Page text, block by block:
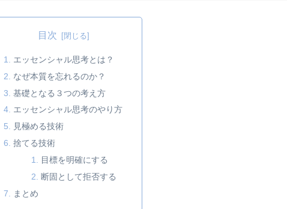
目次
エッセンシャル思考とは？
なぜ本質を忘れるのか？
基礎となる３つの考え方
エッセンシャル思考のやり方
見極める技術
捨てる技術
目標を明確にする
断固として拒否する
まとめ